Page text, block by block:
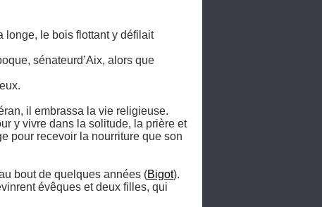
longe, le bois flottant y défilait
sénateurd’Aix, alors que
il embrassa la vie religieuse.
y vivre dans la solitude, la prière et
pour recevoir la nourriture que son
bout de quelques années (Bigot).
évêques et deux filles, qui